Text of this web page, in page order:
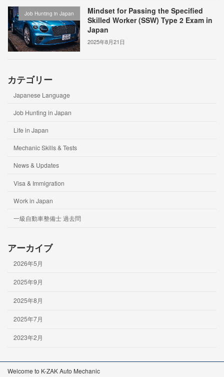
Job Hunting in Japan
Mindset for Passing the Specified
Skilled Worker (SSW) Type 2 Exam in
Japan
2025年8月21日
カテゴリー
Japanese Language
Job Hunting in Japan
Life in Japan
Mechanic Skills & Tests
News & Updates
Visa & Immigration
Work in Japan
一級自動車整備士 過去問
アーカイブ
2026年5月
2025年9月
2025年8月
2025年7月
2023年2月
Welcome to K-ZAK Auto Mechanic